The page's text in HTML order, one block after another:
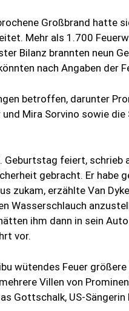
Großbrand hatte
Mehr als 1.700
Bilanz brannten neun
nach Angaben der
betroffen, darunter
Mira Sorvino sowie
Geburtstag feiert, schrieb
gebracht. Er habe
zukam, erzählte Van
Wasserschlauch
ihm dann in sein
vor.
wütendes Feuer
Villen von
Gottschalk, US-Sängerin